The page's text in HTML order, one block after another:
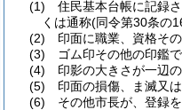
(1)
住民基本台帳に記録
くは通称(同令第30条の
(2)
印面に職業、資格そ
(3)
ゴム印その他の印鑑
(4)
印影の大きさが一辺
(5)
印面の損傷、ま滅又
(6)
その他市長が、登録